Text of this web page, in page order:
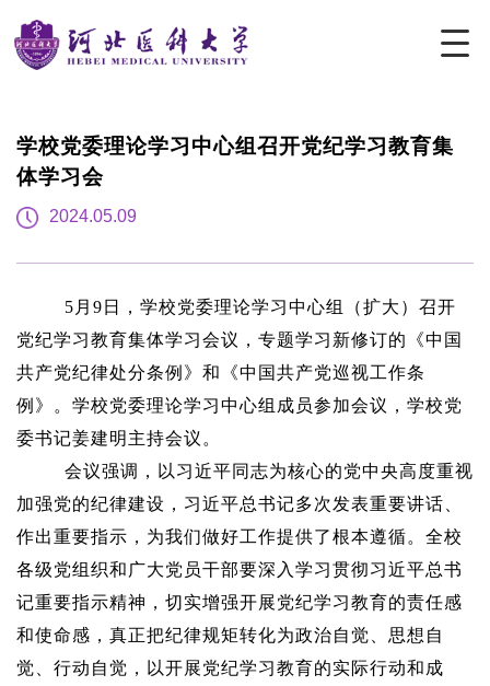
学校党委理论学习中心组召开党纪学习教育集
体学习会
2024.05.09
5月9日，学校党委理论学习中心组（扩大）召开
党纪学习教育集体学习会议，专题学习新修订的《中国
共产党纪律处分条例》和《中国共产党巡视工作条
例》。学校党委理论学习中心组成员参加会议，学校党
委书记姜建明主持会议。
会议强调，以习近平同志为核心的党中央高度重视
加强党的纪律建设，习近平总书记多次发表重要讲话、
作出重要指示，为我们做好工作提供了根本遵循。全校
各级党组织和广大党员干部要深入学习贯彻习近平总书
记重要指示精神，切实增强开展党纪学习教育的责任感
和使命感，真正把纪律规矩转化为政治自觉、思想自
觉、行动自觉，以开展党纪学习教育的实际行动和成